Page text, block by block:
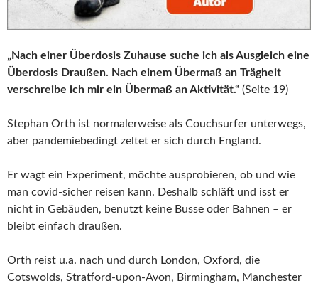
„Nach einer Überdosis Zuhause suche ich als Ausgleich eine
Überdosis Draußen. Nach einem Übermaß an Trägheit
verschreibe ich mir ein Übermaß an Aktivität.“ (Seite 19)
Stephan Orth ist normalerweise als Couchsurfer unterwegs,
aber pandemiebedingt zeltet er sich durch England.
Er wagt ein Experiment, möchte ausprobieren, ob und wie
man covid-sicher reisen kann. Deshalb schläft und isst er
nicht in Gebäuden, benutzt keine Busse oder Bahnen – er
bleibt einfach draußen.
Orth reist u.a. nach und durch London, Oxford, die
Cotswolds, Stratford-upon-Avon, Birmingham, Manchester